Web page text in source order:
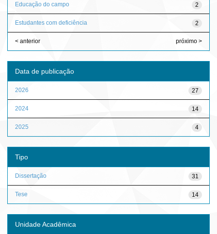
2
Educação do campo
2
Estudantes com deficiência
< anterior próximo >
Data de publicação
27
2026
14
2024
4
2025
Tipo
31
Dissertação
14
Tese
Unidade Acadêmica